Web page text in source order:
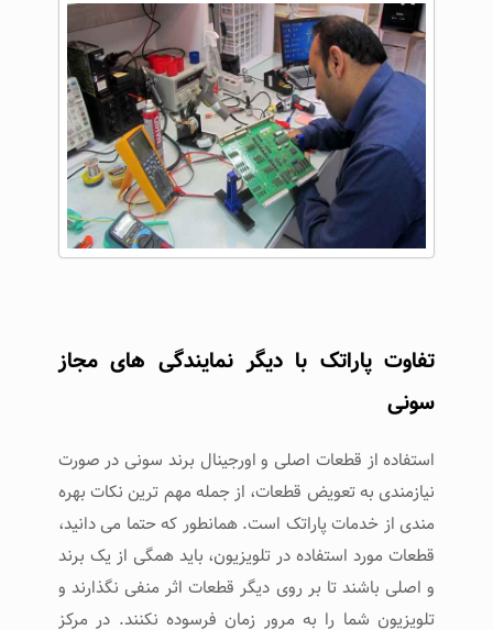
تفاوت پاراتک با دیگر نمایندگی های مجاز
سونی
استفاده از قطعات اصلی و اورجینال برند سونی در صورت
نیازمندی به تعویض قطعات، از جمله مهم ترین نکات بهره
مندی از خدمات پاراتک است. همانطور که حتما می دانید،
قطعات مورد استفاده در تلویزیون، باید همگی از یک برند
و اصلی باشند تا بر روی دیگر قطعات اثر منفی نگذارند و
تلویزیون شما را به مرور زمان فرسوده نکنند. در مرکز